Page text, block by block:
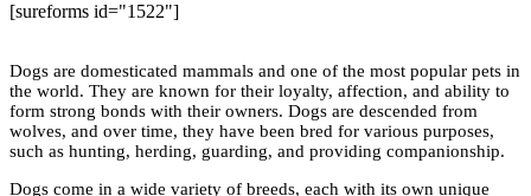
[sureforms id="1522"]
Dogs are domesticated mammals and one of the most popular pets in
the world. They are known for their loyalty, affection, and ability to
form strong bonds with their owners. Dogs are descended from
wolves, and over time, they have been bred for various purposes,
such as hunting, herding, guarding, and providing companionship.
Dogs come in a wide variety of breeds, each with its own unique